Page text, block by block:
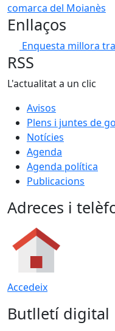
Enllaços
Enquesta millora
RSS
L'actualitat a un clic
Avisos
Plens i juntes de
Notícies
Agenda
Agenda política
Publicacions
Adreces i
Accedeix
Butlletí digital